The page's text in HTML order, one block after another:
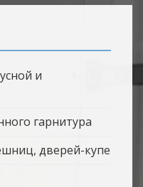
и
гарнитура
дверей-купе